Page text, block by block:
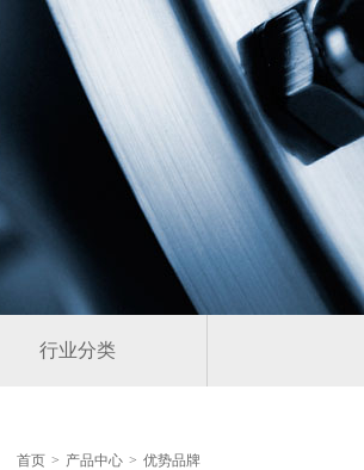
行业分类
首页 > 产品中心 > 优势品牌